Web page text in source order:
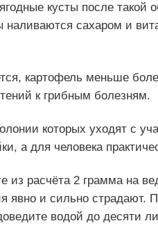
кусты после такой
сахаром и
картофель меньше
к грибным болезням.
которых уходят с
а для человека
из расчёта 2 грамма на
явно и сильно страдают.
водой до десяти